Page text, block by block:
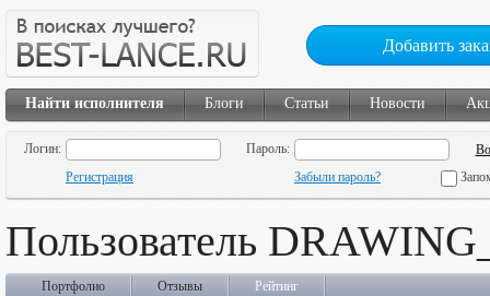
Добавить
Найти исполнителя Блоги Статьи Новости
Логин:
Пароль:
Регистрация
Забыли пароль?
Пользователь
Портфолио Отзывы Рейтинг